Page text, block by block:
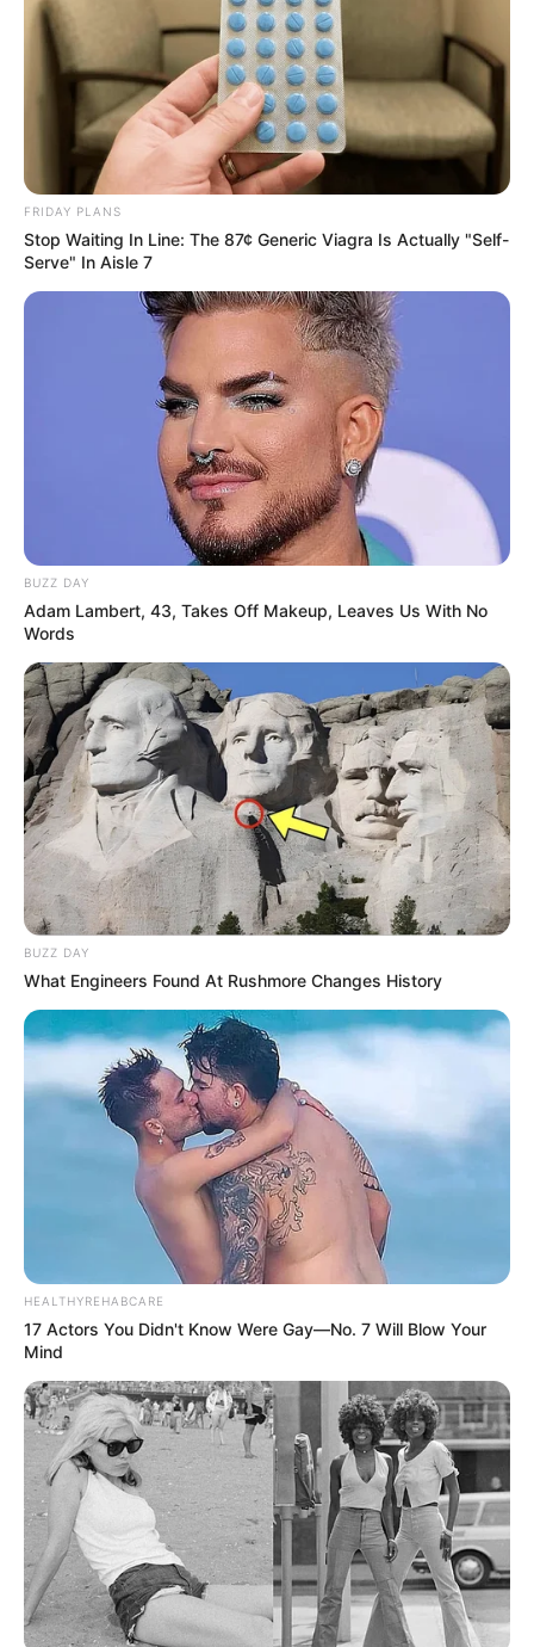
FRIDAY PLANS
Stop Waiting In Line: The 87¢ Generic Viagra Is Actually "Self-
Serve" In Aisle 7
BUZZ DAY
Adam Lambert, 43, Takes Off Makeup, Leaves Us With No
Words
BUZZ DAY
What Engineers Found At Rushmore Changes History
HEALTHYREHABCARE
17 Actors You Didn't Know Were Gay—No. 7 Will Blow Your
Mind